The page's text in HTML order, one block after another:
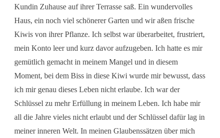
Kundin Zuhause auf ihrer Terrasse saß. Ein wundervolles
Haus, ein noch viel schönerer Garten und wir aßen frische
Kiwis von ihrer Pflanze. Ich selbst war überarbeitet, frustriert,
mein Konto leer und kurz davor aufzugeben. Ich hatte es mir
gemütlich gemacht in meinem Mangel und in diesem
Moment, bei dem Biss in diese Kiwi wurde mir bewusst, dass
ich mir genau dieses Leben nicht erlaube. Ich war der
Schlüssel zu mehr Erfüllung in meinem Leben. Ich habe mir
all die Jahre vieles nicht erlaubt und der Schlüssel dafür lag in
meiner inneren Welt. In meinen Glaubenssätzen über mich